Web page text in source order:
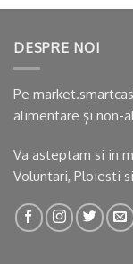
DESPRE NOI
Pe
alimentare și non-
Va asteptam si in
Voluntari, Ploiesti